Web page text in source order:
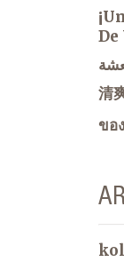
De
清
ขอ